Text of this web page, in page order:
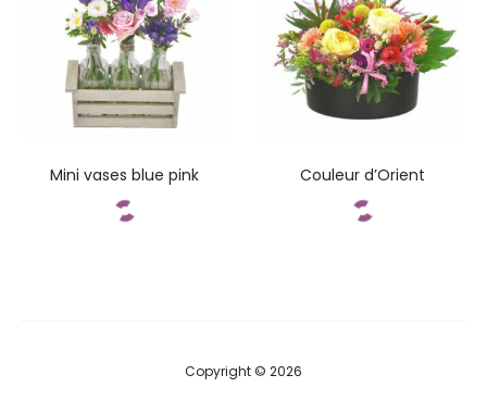
Mini vases blue pink Couleur d’Orient
Copyright © 2026